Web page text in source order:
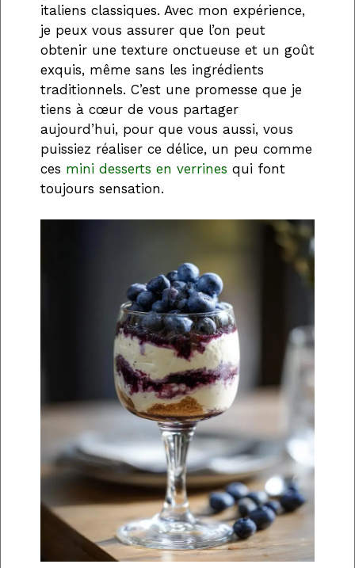
italiens classiques. Avec mon expérience,
je peux vous assurer que l’on peut
obtenir une texture onctueuse et un goût
exquis, même sans les ingrédients
traditionnels. C’est une promesse que je
tiens à cœur de vous partager
aujourd’hui, pour que vous aussi, vous
puissiez réaliser ce délice, un peu comme
ces mini desserts en verrines qui font
toujours sensation.